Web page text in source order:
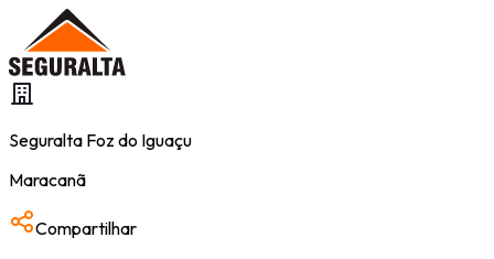
Seguralta Foz do Iguaçu
Maracanã
Compartilhar